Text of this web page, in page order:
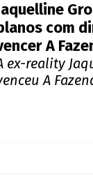
com
A
ex-reality
A